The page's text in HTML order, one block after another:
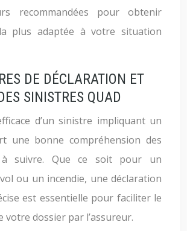
recommandées pour obtenir
la plus adaptée à votre situation
DE DÉCLARATION ET
SINISTRES QUAD
d’un sinistre impliquant un
une bonne compréhension des
à suivre. Que ce soit pour un
ou un incendie, une déclaration
est essentielle pour faciliter le
votre dossier par l’assureur.